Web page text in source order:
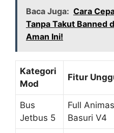
Baca Juga: Cara
Tanpa Takut Banned
Aman Ini!
Kategori
Mod
Fitur
Bus
Jetbus 5
Full
Basuri V4